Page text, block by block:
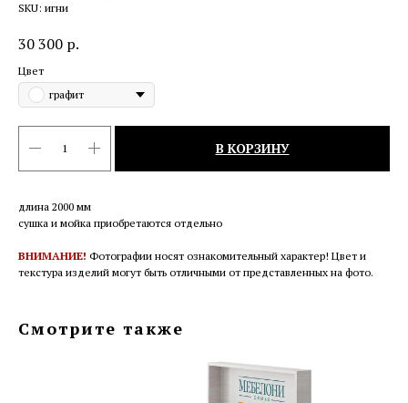
SKU: игни
30 300 р.
Цвет
графит
В КОРЗИНУ
длина 2000 мм
сушка и мойка приобретаются отдельно
ВНИМАНИЕ! Фотографии носят ознакомительный характер! Цвет и
текстура изделий могут быть отличными от представленных на фото.
Смотрите также